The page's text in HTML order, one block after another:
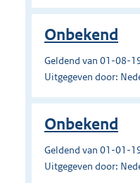
Onbekend
Geldend van 01-08-
Uitgegeven door:
Onbekend
Geldend van 01-01-
Uitgegeven door: